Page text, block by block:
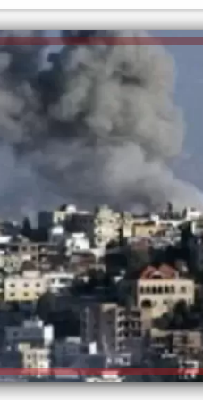
الكاتبة إلهام شرشر تهنئ الرئيس
السيسي بعيد ميلاده وتُشيد بجهوده
في بناء الدولة